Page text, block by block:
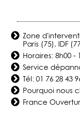
Zone
Paris (75), IDF
Horaires: 8h00 -
Service
Tél:01 76 28 43
Pourquoi nous
France